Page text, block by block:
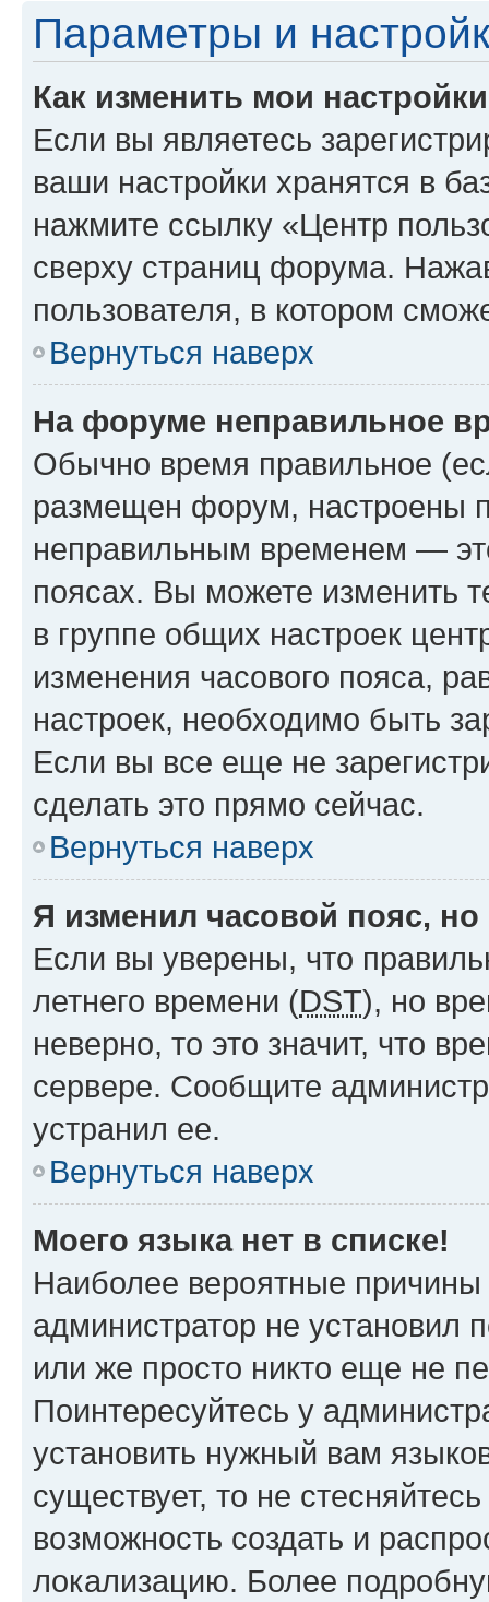
Параметры и
Как изменить мои
Если вы являетесь
ваши настройки хранятся в
нажмите ссылку «Центр
сверху страниц форума.
пользователя, в котором
Вернуться наверх
На форуме неправильное
Обычно время правильное
размещен форум, настроены
неправильным временем —
поясах. Вы можете изменить
в группе общих настроек
изменения часового пояса,
настроек, необходимо быть
Если вы все еще не
сделать это прямо сейчас.
Вернуться наверх
Я изменил часовой пояс,
Если вы уверены, что
летнего времени (DST), но
неверно, то это значит, что
сервере. Сообщите
устранил ее.
Вернуться наверх
Моего языка нет в списке!
Наиболее вероятные причины
администратор не установил
или же просто никто еще не
Поинтересуйтесь у
установить нужный вам
существует, то не
возможность создать и
локализацию. Более